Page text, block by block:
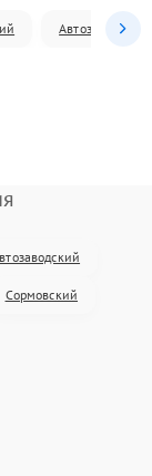
Автозаводский
Сормовский